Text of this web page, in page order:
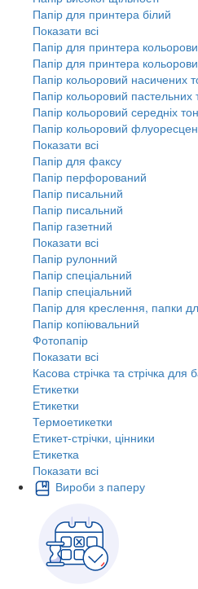
Папір для принтера білий
Показати всі
Папір для принтера
Папір для принтера
Папір кольоровий насичених
Папір кольоровий пастельних
Папір кольоровий середніх
Папір кольоровий
Показати всі
Папір для факсу
Папір перфорований
Папір писальний
Папір писальний
Папір газетний
Показати всі
Папір рулонний
Папір спеціальний
Папір спеціальний
Папір для креслення, папки
Папір копіювальний
Фотопапір
Показати всі
Касова стрічка та стрічка для
Етикетки
Етикетки
Термоетикетки
Етикет-стрічки, цінники
Етикетка
Показати всі
Вироби з паперу